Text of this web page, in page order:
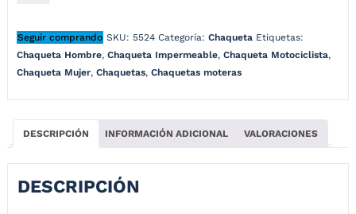
Seguir comprando SKU: 5524 Categoría: Chaqueta Etiquetas:
Chaqueta Hombre, Chaqueta Impermeable, Chaqueta Motociclista,
Chaqueta Mujer, Chaquetas, Chaquetas moteras
DESCRIPCIÓN INFORMACIÓN ADICIONAL VALORACIONES
DESCRIPCIÓN